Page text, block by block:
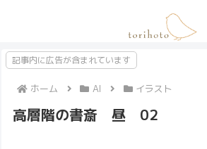
記事内に広告が含まれています
ホーム AI イラスト
高層階の書斎 昼 02